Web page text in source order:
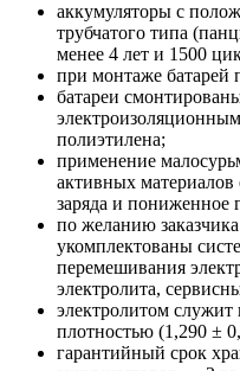
аккумуляторы с
трубчатого типа
менее 4 лет и 1500
при монтаже батарей
батареи
полиэтилена;
применение
активных
заряда и пониженное
по желанию
укомплектованы
перемешивания
электролита,
электролитом
плотностью (1,290 ±
гарантийный срок